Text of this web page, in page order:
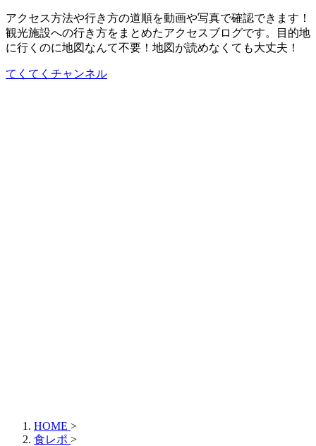
アクセス方法や行き方の道順を動画や写真で確認できます！
観光施設への行き方をまとめたアクセスブログです。目的地
に行くのに地図なんて不要！地図が読めなくても大丈夫！
てくてくチャンネル
HOME >
食レポ >